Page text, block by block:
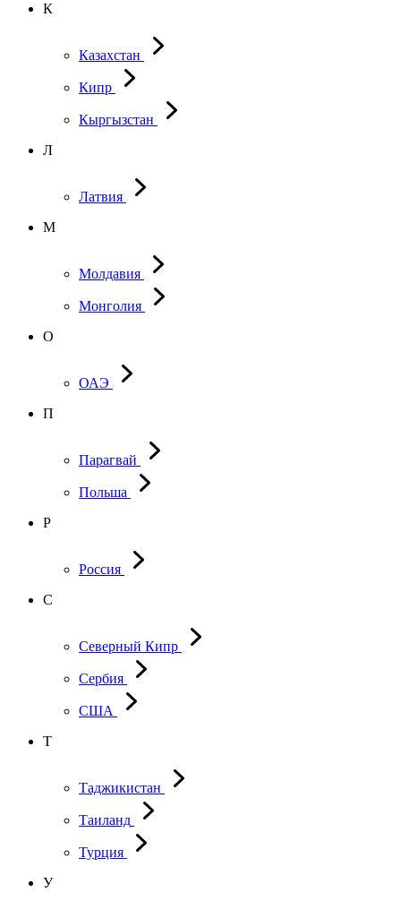
К
Казахстан
Кипр
Кыргызстан
Л
Латвия
М
Молдавия
Монголия
О
ОАЭ
П
Парагвай
Польша
Р
Россия
С
Северный Кипр
Сербия
США
Т
Таджикистан
Таиланд
Турция
У